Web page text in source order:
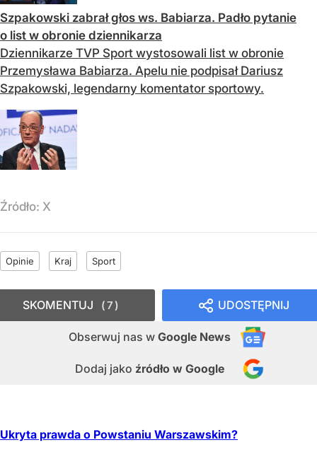
Szpakowski zabrał głos ws. Babiarza. Padło pytanie
o list w obronie dziennikarza
Dziennikarze TVP Sport wystosowali list w obronie
Przemysława Babiarza. Apelu nie podpisał Dariusz
Szpakowski, legendarny komentator sportowy.
Źródło: X
Opinie Kraj Sport
UDOSTĘPNIJ
Obserwuj nas w Google News
Dodaj jako źródło w Google
SKOMENTUJ 7
Ukryta prawda o Powstaniu Warszawskim?